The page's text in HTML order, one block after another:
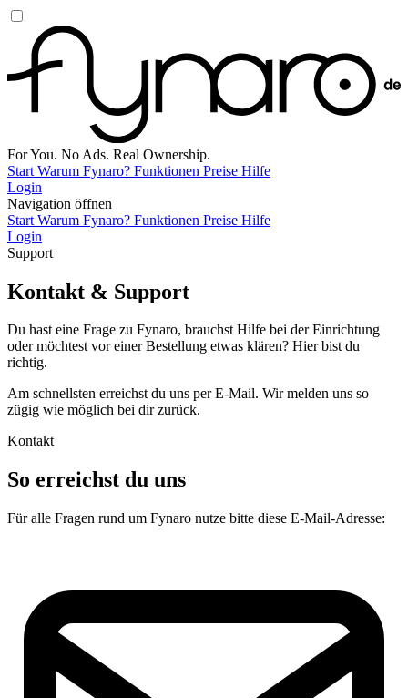
For You. No Ads. Real Ownership.
Start Warum Fynaro? Funktionen Preise Hilfe
Login
Navigation öffnen
Start Warum Fynaro? Funktionen Preise Hilfe
Login
Support
Kontakt & Support
Du hast eine Frage zu Fynaro, brauchst Hilfe bei der Einrichtung
oder möchtest vor einer Bestellung etwas klären? Hier bist du
richtig.
Am schnellsten erreichst du uns per E-Mail. Wir melden uns so
zügig wie möglich bei dir zurück.
Kontakt
So erreichst du uns
Für alle Fragen rund um Fynaro nutze bitte diese E-Mail-Adresse: